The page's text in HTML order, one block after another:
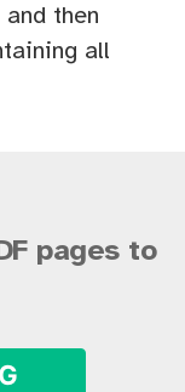
and then
all
pages to